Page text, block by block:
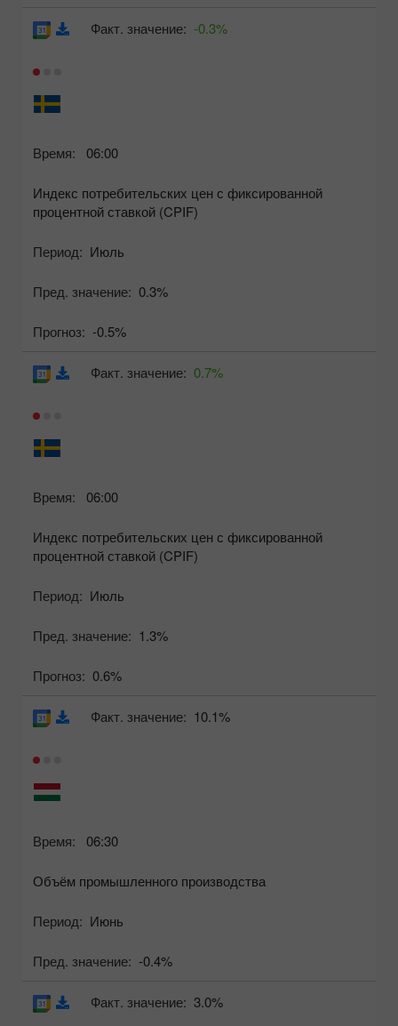
Время: 06:00
Индекс потребительских цен с фиксированной
процентной ставкой (CPIF)
Период: Июль
Пред. значение: 0.3%
Прогноз: -0.5%
Факт. значение: -0.3%
Время: 06:00
Индекс потребительских цен с фиксированной
процентной ставкой (CPIF)
Период: Июль
Пред. значение: 1.3%
Прогноз: 0.6%
Факт. значение: 0.7%
Время: 06:30
Объём промышленного производства
Период: Июнь
Пред. значение: -0.4%
Факт. значение: 10.1%
Факт. значение: 3.0%